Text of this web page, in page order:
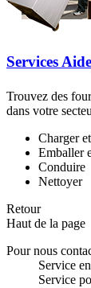
Services
Trouvez des
dans votre
Charger
Emballer
Conduire
Nettoyer
Retour
Haut de la page
Pour nous
Service
Service